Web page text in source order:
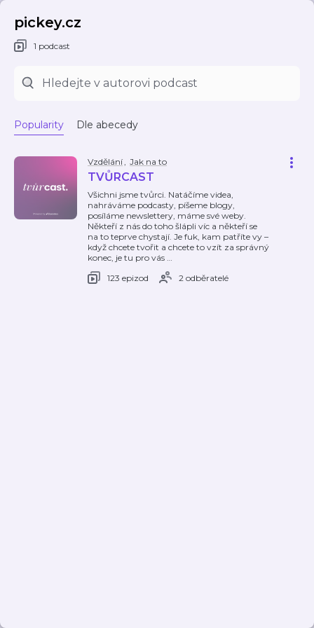
pickey.cz
1 podcast
Popularity Dle abecedy
Vzdělání, Jak na to
TVŮRCAST
Všichni jsme tvůrci. Natáčíme videa,
nahráváme podcasty, píšeme blogy,
posíláme newslettery, máme své weby.
Někteří z nás do toho šlápli víc a někteří se
na to teprve chystají. Je fuk, kam patříte vy –
když chcete tvořit a chcete to vzít za správný
konec, je tu pro vás …
123 epizod
2 odběratelé